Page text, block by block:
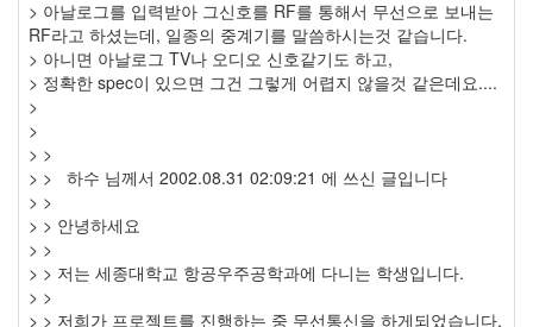
> 아날로그를 입력받아 그신호를 RF를 통해서 무선으로 보내는
RF라고 하셨는데, 일종의 중계기를 말씀하시는것 같습니다.
> 아니면 아날로그 TV나 오디오 신호같기도 하고,
> 정확한 spec이 있으면 그건 그렇게 어렵지 않을것 같은데요....
>
>
> >
> > 하수 님께서 2002.08.31 02:09:21 에 쓰신 글입니다
> >
> > 안녕하세요
> >
> > 저는 세종대학교 항공우주공학과에 다니는 학생입니다.
> >
> > 저희가 프로젝트를 진행하는 중 무선통신을 하게되었습니다.